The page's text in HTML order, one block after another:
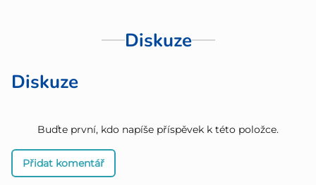
Diskuze
Diskuze
Buďte první, kdo napíše příspěvek k této položce.
Přidat komentář